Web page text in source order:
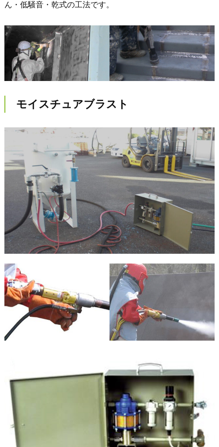
ん・低騒音・乾式の工法です。
モイスチュアブラスト